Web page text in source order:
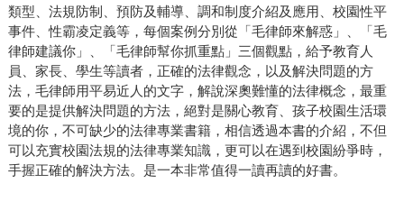
類型、法規防制、預防及輔導、調和制度介紹及應用、校園性平
事件、性霸凌定義等，每個案例分別從「毛律師來解惑」、「毛
律師建議你」、「毛律師幫你抓重點」三個觀點，給予教育人
員、家長、學生等讀者，正確的法律觀念，以及解決問題的方
法，毛律師用平易近人的文字，解說深奧難懂的法律概念，最重
要的是提供解決問題的方法，絕對是關心教育、孩子校園生活環
境的你，不可缺少的法律專業書籍，相信透過本書的介紹，不但
可以充實校園法規的法律專業知識，更可以在遇到校園紛爭時，
手握正確的解決方法。是一本非常值得一讀再讀的好書。